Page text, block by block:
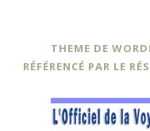
THEME DE
RÉFÉRENCÉ PAR LE